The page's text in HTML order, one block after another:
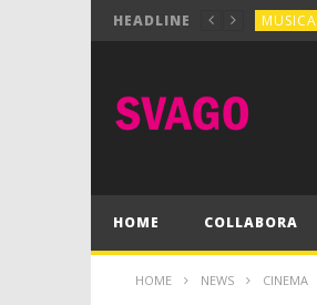
HEADLINE MUSICA
MUSICA
HOME COLLABORA
HOME NEWS CINEMA